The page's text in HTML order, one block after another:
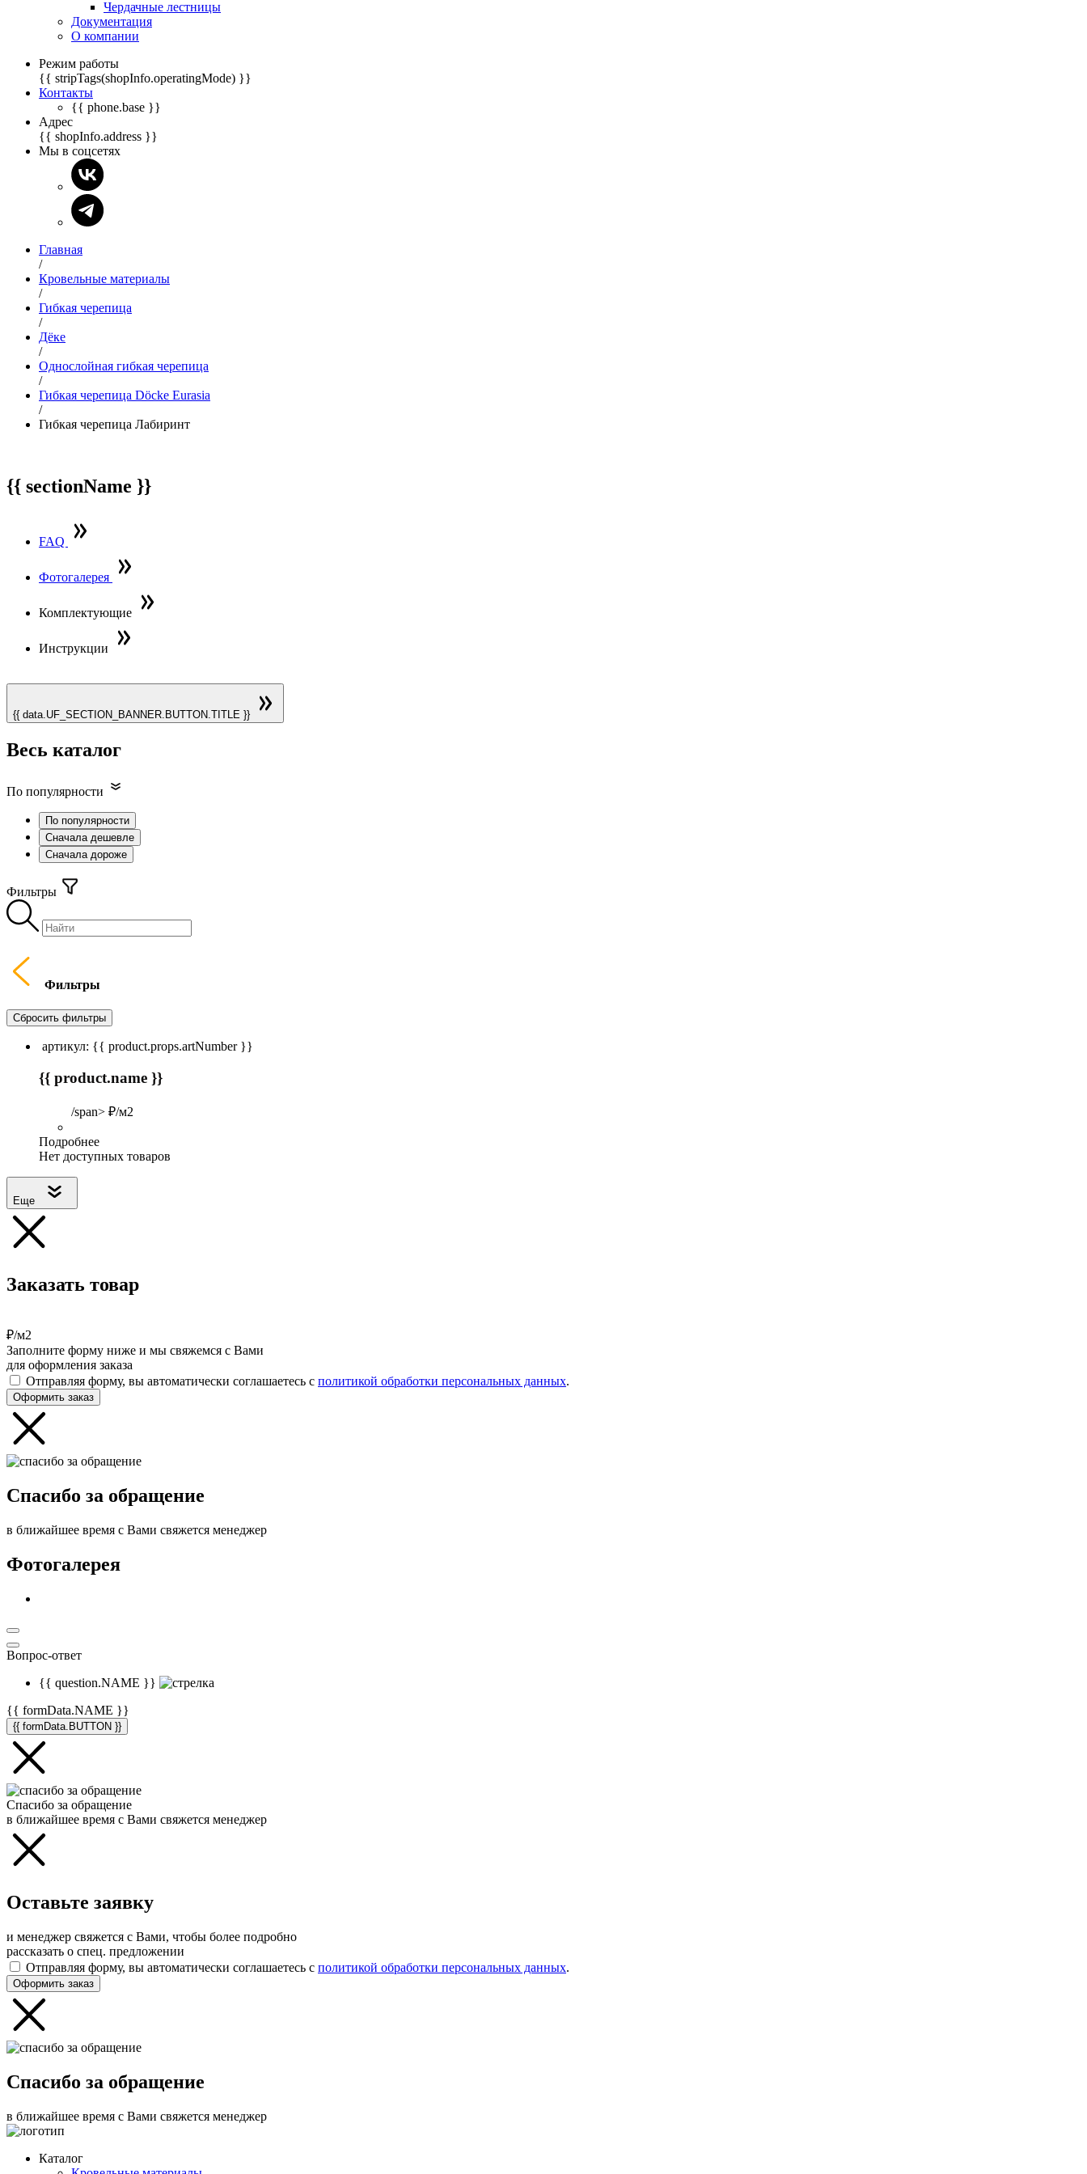
Чердачные лестницы
Документация
О компании
Режим работы
{{ stripTags(shopInfo.operatingMode) }}
Контакты
{{ phone.base }}
Адрес
{{ shopInfo.address }}
Мы в соцсетях
Главная
/
Кровельные материалы
/
Гибкая черепица
/
Дёке
/
Однослойная гибкая черепица
/
Гибкая черепица Döcke Eurasia
/
Гибкая черепица Лабиринт
{{ sectionName }}
FAQ
Фотогалерея
Комплектующие
Инструкции
{{ data.UF_SECTION_BANNER.BUTTON.TITLE }}
Весь каталог
По популярности
По популярности
Сначала дешевле
Сначала дороже
Фильтры
Фильтры
Сбросить фильтры
артикул: {{ product.props.artNumber }}
{{ product.name }}
/span> ₽/м2
Подробнее
Нет доступных товаров
Еще
Заказать товар
₽/м2
Заполните форму ниже и мы свяжемся с Вами
для оформления заказа
Отправляя форму, вы автоматически соглашаетесь с политикой обработки персональных данных.
Оформить заказ
Спасибо за обращение
в ближайшее время с Вами свяжется менеджер
Фотогалерея
Вопрос-ответ
{{ question.NAME }}
{{ formData.NAME }}
{{ formData.BUTTON }}
Спасибо за обращение
в ближайшее время с Вами свяжется менеджер
Оставьте заявку
и менеджер свяжется с Вами, чтобы более подробно
рассказать о спец. предложении
Отправляя форму, вы автоматически соглашаетесь с политикой обработки персональных данных.
Оформить заказ
Спасибо за обращение
в ближайшее время с Вами свяжется менеджер
Каталог